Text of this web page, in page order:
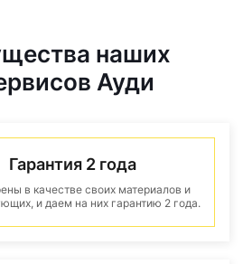
наших
Ауди
Гарантия 2 года
в качестве своих материалов и
и даем на них гарантию 2 года.